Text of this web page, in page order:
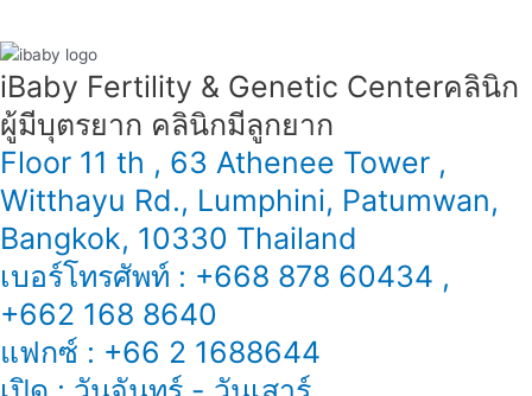
洞
iBaby Fertility & Genetic Center​ คลินิก
ผู้มีบุตรยาก คลินิกมีลูกยาก
Floor 11 th , 63 Athenee Tower ,
Witthayu Rd., Lumphini, Patumwan,
Bangkok, 10330 Thailand
เบอร์โทรศัพท์ : +668 878 60434 ,
+662 168 8640
แฟกซ์ : +66 2 1688644